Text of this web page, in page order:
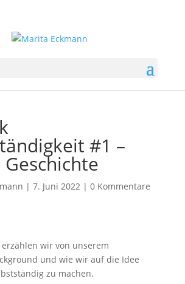
#1 –
| 7. Juni 2022| 0 Kommentare
erzählen wir von unserem
und wie wir auf die Idee
zu machen.